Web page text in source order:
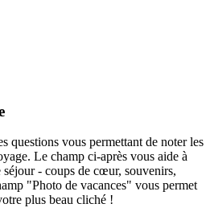
questions vous permettant de noter les
Le champ ci-après vous aide à
- coups de cœur, souvenirs,
"Photo de vacances" vous permet
plus beau cliché !